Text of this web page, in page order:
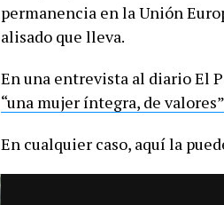
permanencia en la Unión
alisado que lleva.
En una entrevista al diario El
“una mujer íntegra, de valores”
En cualquier caso, aquí la